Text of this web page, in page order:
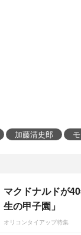
加藤清史郎
マクドナルドが
生の甲子園」
オリコンタイアップ特集